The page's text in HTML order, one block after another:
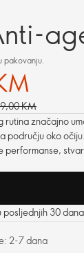
pakovanju.
KM
značajno
području oko
performanse,
posljednjih 30
2-7 dana